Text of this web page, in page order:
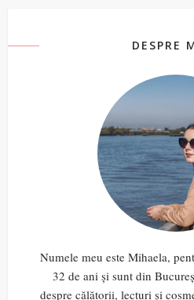
DESPRE
Numele meu este Mihaela,
32 de ani și sunt din
despre călătorii, lecturi și